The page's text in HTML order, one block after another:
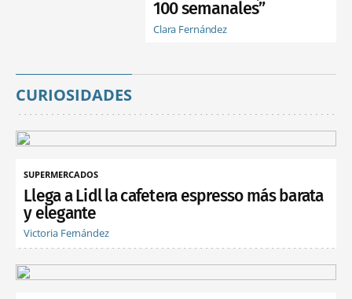
100 semanales”
Clara Fernández
CURIOSIDADES
SUPERMERCADOS
Llega a Lidl la cafetera espresso más barata
y elegante
Victoria Fernández